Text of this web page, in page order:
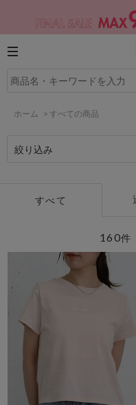
ホーム > すべての商品
絞り込み
すべて
160件